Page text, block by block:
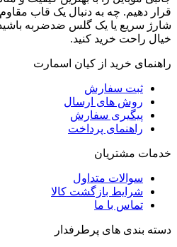
قرار دهیم. چه به دنبال یک قاب
شارژ سریع یا یک گلس ضدضربه
خیال راحت خرید کنید.
راهنمای خرید از کیان اسمارت
ثبت سفارش
روش‌ های ارسال
پیگیری سفارش
راهنمای پرداخت
خدمات مشتریان
سوالات متداول
شرایط بازگشت کالا
تماس با ما
دسته بندی های پرطرفدار